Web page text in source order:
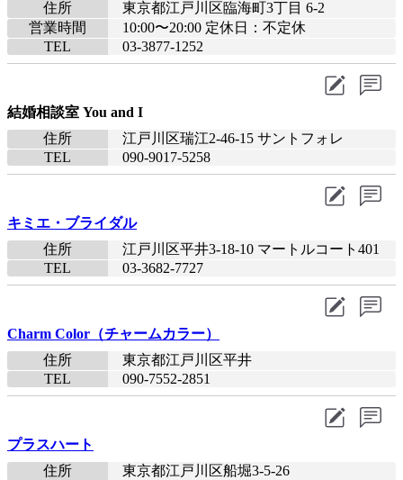
住所
東京都江戸川区臨海町3丁目 6-2
営業時間
10:00〜20:00 定休日：不定休
TEL
03-3877-1252
結婚相談室 You and I
住所
江戸川区瑞江2-46-15 サントフォレ
TEL
090-9017-5258
キミエ・ブライダル
住所
江戸川区平井3-18-10 マートルコート401
TEL
03-3682-7727
Charm Color（チャームカラー）
住所
東京都江戸川区平井
TEL
090-7552-2851​
プラスハート
住所
東京都江戸川区船堀3-5-26